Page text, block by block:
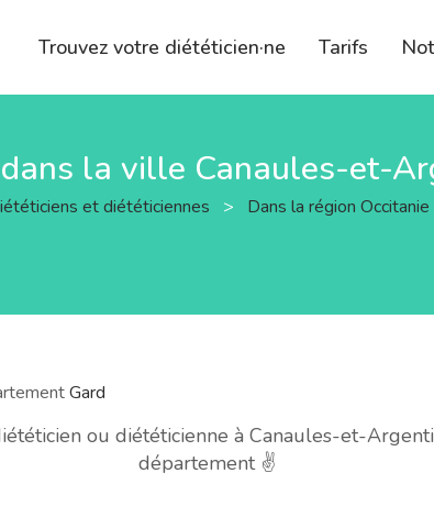
Trouvez votre diététicien·ne Tarifs
la ville Canaules-et-
et diététiciennes > Dans la région Occitanie
Gard
ou diététicienne à Canaules-et-
département ✌️